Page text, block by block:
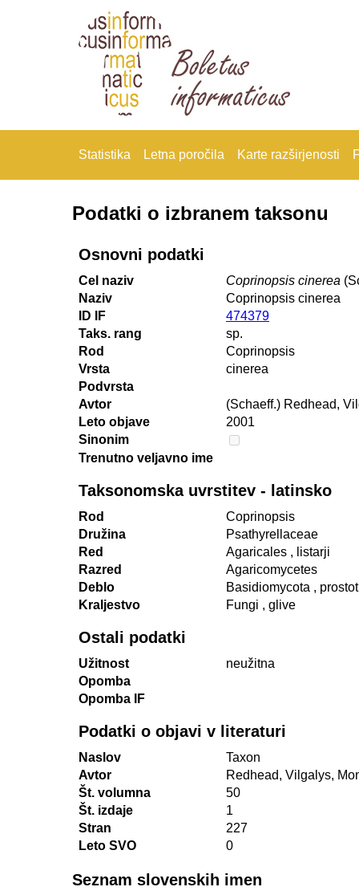
Statistika Letna poročila Karte razširjenosti
Podatki o izbranem taksonu
Osnovni podatki
Cel naziv Coprinopsis cinerea
Naziv
Coprinopsis cinerea
ID IF
474379
Taks. rang
sp.
Rod
Coprinopsis
Vrsta
cinerea
Podvrsta
Avtor
(Schaeff.) Redhead,
Leto objave
2001
Sinonim
Trenutno veljavno ime
Taksonomska uvrstitev - latinsko
Rod
Coprinopsis
Družina
Psathyrellaceae
Red
Agaricales , listarji
Razred
Agaricomycetes
Deblo
Basidiomycota ,
Kraljestvo
Fungi , glive
Ostali podatki
Užitnost
neužitna
Opomba
Opomba IF
Podatki o objavi v literaturi
Naslov
Taxon
Avtor
Redhead, Vilgalys,
Št. volumna
50
Št. izdaje
1
Stran
227
Leto SVO
0
Seznam slovenskih imen